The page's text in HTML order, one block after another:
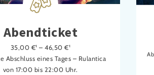
Abendticket
35,00 €¹ – 46,50 €¹
Abschluss eines Tages – Rulantica
von 17:00 bis 22:00 Uhr.